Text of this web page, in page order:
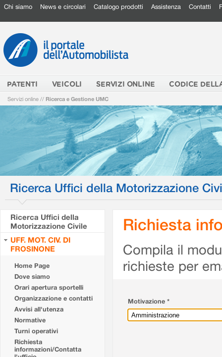
Chi siamo News e circolari Catalogo prodotti Assistenza Contatti
PATENTI VEICOLI SERVIZI ONLINE CODICE
Servizi online // Ricerca e Gestione UMC
Ricerca Uffici della Motorizzazione
Ricerca Uffici della
Motorizzazione Civile
UFF. MOT. CIV. DI
FROSINONE
Home Page
Dove siamo
Orari apertura sportelli
Organizzazione e contatti
Avvisi all'utenza
Normative
Turni operativi
Richiesta
informazioni/Contatta
Richiesta
Compila il
richieste per
Motivazione *